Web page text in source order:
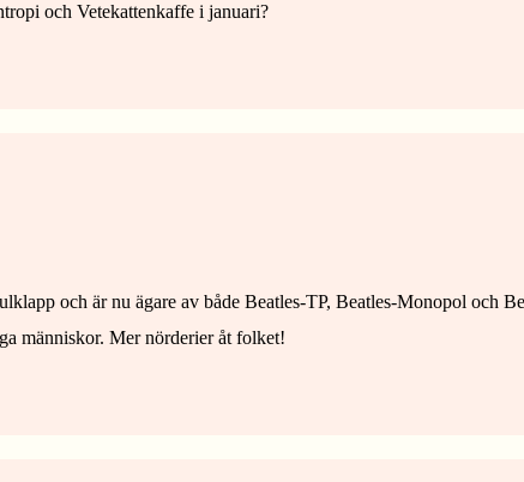
och Vetekattenkaffe i januari?
och är nu ägare av både Beatles-TP, Beatles-Monopol och
människor. Mer nörderier åt folket!